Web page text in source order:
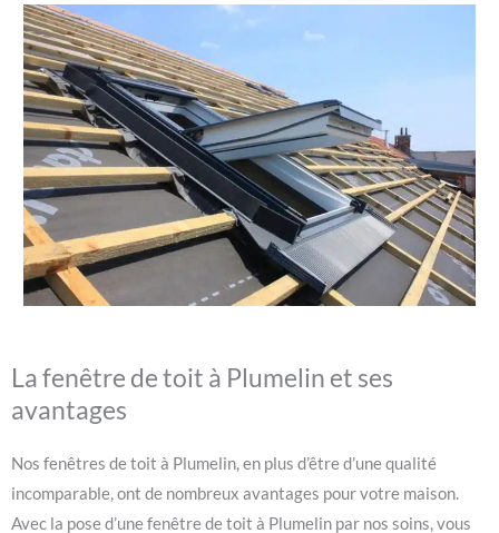
La fenêtre de toit à Plumelin et ses
avantages
Nos fenêtres de toit à Plumelin, en plus d’être d’une qualité
incomparable, ont de nombreux avantages pour votre maison.
Avec la pose d’une fenêtre de toit à Plumelin par nos soins, vous